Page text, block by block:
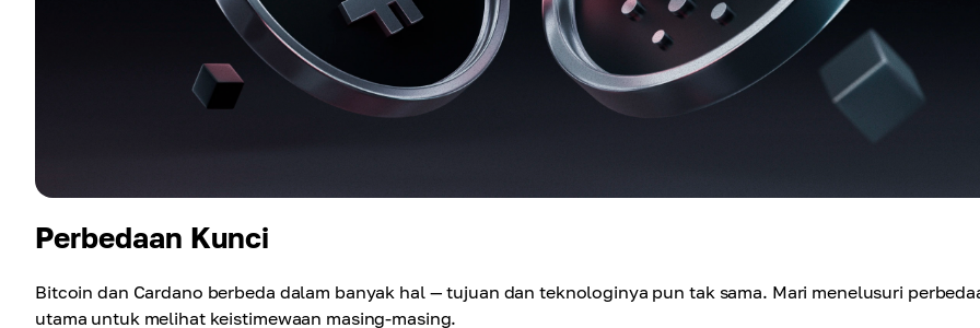
Perbedaan Kunci
Bitcoin dan Cardano berbeda dalam banyak hal — tujuan dan teknologinya pun tak sama. Mari menelusuri
utama untuk melihat keistimewaan masing-masing.